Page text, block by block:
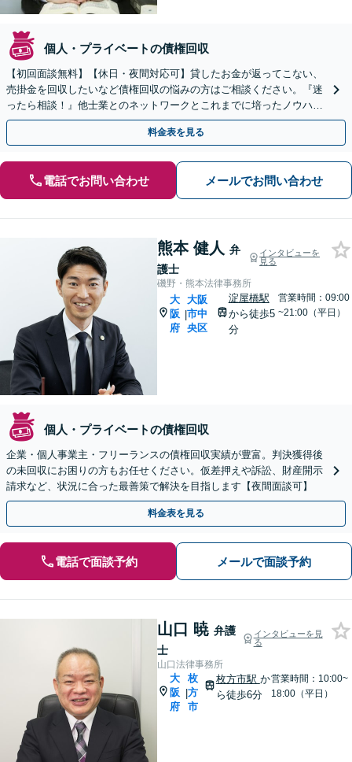
個人・プライベートの債権回収
【初回面談無料】【休日・夜間対応可】貸したお金が返ってこない、
売掛金を回収したいなど債権回収の悩みの方はご相談ください。『迷
ったら相談！』他士業とのネットワークとこれまでに培ったノウハウ
を駆使して最後まで寄り添ってサポートします。
料金表を見る
電話でお問い合わせ メールでお問い合わせ
熊本 健人 弁
護士
インタビューを
見る
磯野・熊本法律事務所
大
阪
府
|
大阪
市中
央区
淀屋橋駅
から徒歩5
分
営業時間：09:00
~21:00（平日）
個人・プライベートの債権回収
企業・個人事業主・フリーランスの債権回収実績が豊富。判決獲得後
の未回収にお困りの方もお任せください。仮差押えや訴訟、財産開示
請求など、状況に合った最善策で解決を目指します【夜間面談可】
料金表を見る
電話で面談予約 メールで面談予約
山口 暁 弁護
士
インタビューを見
る
山口法律事務所
大
阪
府
|
枚
方
市
枚方市駅 か
ら徒歩6分
営業時間：10:00~
18:00（平日）